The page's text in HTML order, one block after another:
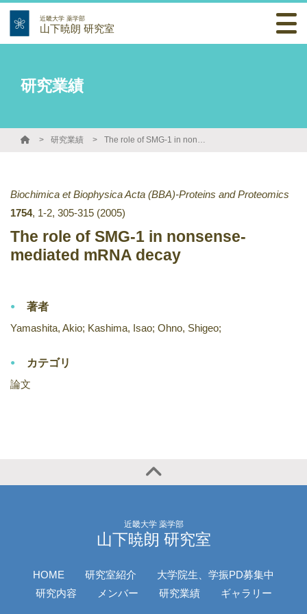
近畿大学 薬学部
山下暁朗 研究室
研究業績
研究業績 The role of SMG-1 in nonsense-mediated mRNA decay
Biochimica et Biophysica Acta (BBA)-Proteins and Proteomics
1754, 1-2, 305-315 (2005)
The role of SMG-1 in nonsense-
mediated mRNA decay
著者
Yamashita, Akio; Kashima, Isao; Ohno, Shigeo;
カテゴリ
論文
近畿大学 薬学部
山下暁朗 研究室
HOME 研究室紹介
大学院生、学振PD募集中
研究内容
メンバー 研究業績 ギャラリー